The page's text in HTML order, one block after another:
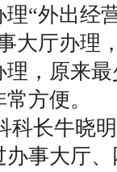
“外出经
大厅办理
，原来
方便。
科长牛晓
事大厅